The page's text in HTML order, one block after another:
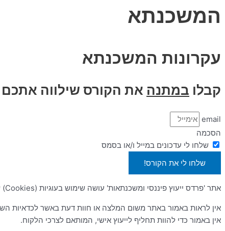
המשכנתא
עקרונות המשכנתא
קבלו במתנה את הקורס שילווה
email
הסכמה
שלחו לי עדכונים במייל ו/או בסמס
שלחו לי את הקורס!
אתר 'פרדס ייעוץ פיננסי ומשכנתאות' עושה שימוש בעוגיות (Cookies) על מנת לשפר את חווית הגלישה. הגלישה באתר מהווה הסכמה לשימוש בעוגיות.
אין לראות באמור באתר משום המלצה או חוות דעת באשר לכדאיות
אין באמור כדי להוות תחליף לייעוץ אישי, המותאם לצרכי הלקוח.